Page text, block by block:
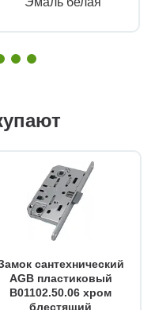
сантехнический
AGB пластиковый
B01102.50.06 хром
блестящий